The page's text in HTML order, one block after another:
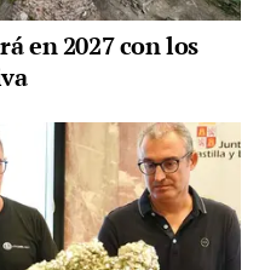
en 2027 con los